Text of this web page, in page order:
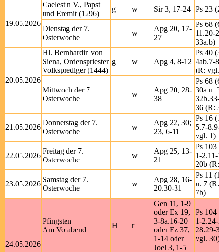
19.05.2026
Caelestin V., Papst
und Eremit (1296)
g w Sir 3, 17-24 Ps 23
Dienstag der 7.
Osterwoche
w
Apg 20, 17-
27
Ps 68
11.20-
33a.b)
20.05.2026
Hl. Bernhardin von
Siena, Ordenspriester,
Volksprediger (1444)
g w Apg 4, 8-12
Ps 40
4ab.7-
(R:
Mittwoch der 7.
Osterwoche
w
Apg 20, 28-
38
Ps 68
30a u.
36 (R:
21.05.2026
Donnerstag der 7.
Osterwoche
w
Apg 22, 30;
23, 6-11
Ps 16
5.7-
vgl. 1)
22.05.2026
Freitag der 7.
Osterwoche
w
Apg 25, 13-
21
Ps 103
1-
20b
23.05.2026
Samstag der 7.
Osterwoche
w
Apg 28, 16-
20.30-31
Ps 11
u. 7
7b)
24.05.2026
Pfingsten
Am Vorabend
H r
Gen 11, 1-9
oder Ex 19,
3-8a.16-20
oder Ez 37,
1-14 oder
Joel 3, 1-5
Ps 104
1-
28.29-
vgl. 30)